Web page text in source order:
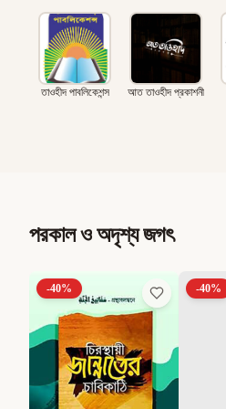
তাওহীদ পাবলিকেশন্স আত তাওহীদ প্রকাশনী
পরকাল ও অদৃশ্য জগৎ
-40% -40%